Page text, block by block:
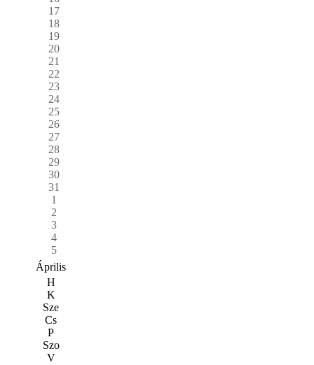
17
18
19
20
21
22
23
24
25
26
27
28
29
30
31
1
2
3
4
5
Április
H
K
Sze
Cs
P
Szo
V